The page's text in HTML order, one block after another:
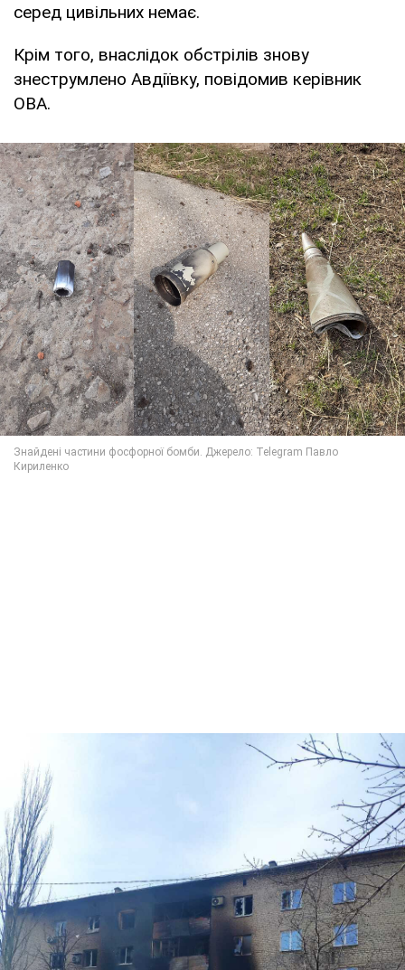
серед цивільних немає.
Крім того, внаслідок обстрілів знову
знеструмлено Авдіївку, повідомив керівник
ОВА.